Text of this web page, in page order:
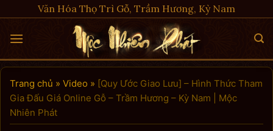
to
content
Văn Hóa Thọ Trì Gỗ, Trầm Hương, Kỳ Nam
Trang chủ » Video » [Quy Ước Giao Lưu] – Hình Thức Tham
Gia Đấu Giá Online Gỗ – Trầm Hương – Kỳ Nam | Mộc
Nhiên Phát